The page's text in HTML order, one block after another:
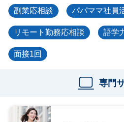
副業応相談 パパママ社員
リモート勤務応相談 語学
面接1回
専門